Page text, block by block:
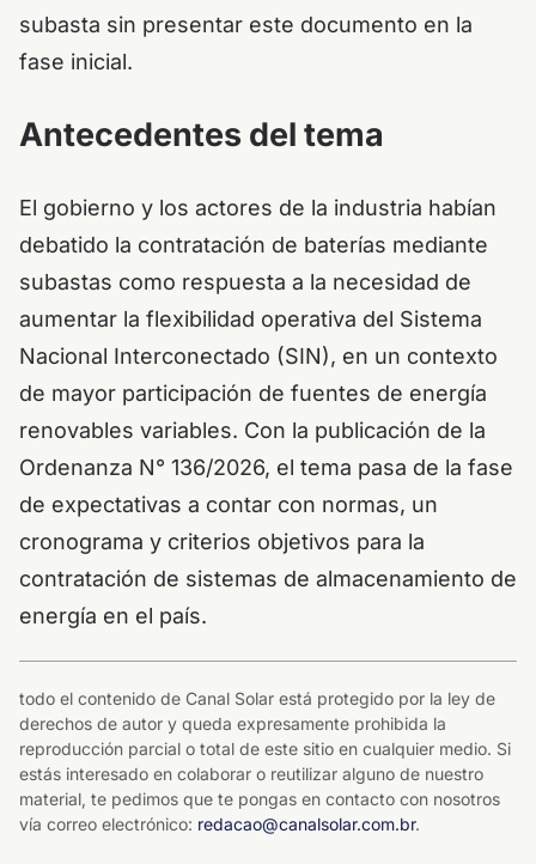
subasta sin presentar este documento en la
fase inicial.
Antecedentes del tema
El gobierno y los actores de la industria habían
debatido la contratación de baterías mediante
subastas como respuesta a la necesidad de
aumentar la flexibilidad operativa del Sistema
Nacional Interconectado (SIN), en un contexto
de mayor participación de fuentes de energía
renovables variables. Con la publicación de la
Ordenanza N° 136/2026, el tema pasa de la fase
de expectativas a contar con normas, un
cronograma y criterios objetivos para la
contratación de sistemas de almacenamiento de
energía en el país.
todo el contenido de Canal Solar está protegido por la ley de
derechos de autor y queda expresamente prohibida la
reproducción parcial o total de este sitio en cualquier medio. Si
estás interesado en colaborar o reutilizar alguno de nuestro
material, te pedimos que te pongas en contacto con nosotros
vía correo electrónico: redacao@canalsolar.com.br.